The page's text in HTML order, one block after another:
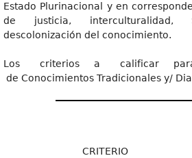
Estado Plurinacional y en
de justicia, interculturalidad,
descolonización del conocimiento.
Los criterios a calificar
de Conocimientos Tradicionales y/
CRITERIO